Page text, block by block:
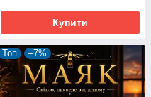
Купити
Топ –7%